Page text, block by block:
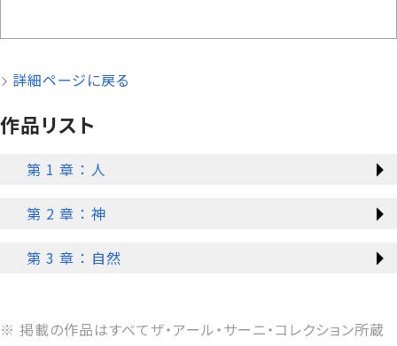
詳細ページに戻る
作品リスト
第 1 章 ： 人
第 2 章 ： 神
第 3 章 ： 自然
※ 掲載の作品はすべてザ・アール・サーニ・コレクション所蔵